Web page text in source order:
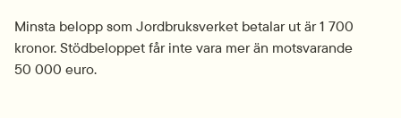
Minsta belopp som Jordbruksverket betalar ut är 1 700
kronor. Stödbeloppet får inte vara mer än motsvarande
50 000 euro.